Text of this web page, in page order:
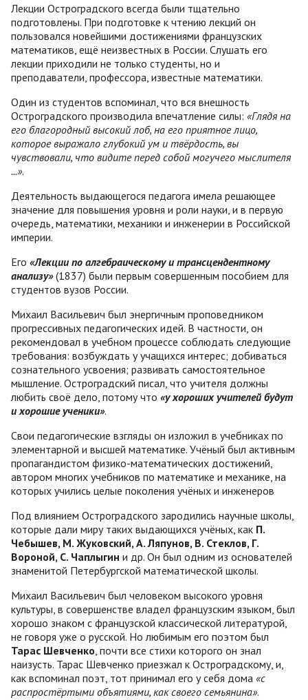
Лекции Остроградского всегда были тщательно
подготовлены. При подготовке к чтению лекций он
пользовался новейшими достижениями французских
математиков, ещё неизвестных в России. Слушать его
лекции приходили не только студенты, но и
преподаватели, профессора, известные математики.
Один из студентов вспоминал, что вся внешность
Остроградского производила впечатление силы: «Глядя на
его благородный высокий лоб, на его приятное лицо,
которое выражало глубокий ум и твёрдость, вы
чувствовали, что видите перед собой могучего мыслителя
...».
Деятельность выдающегося педагога имела решающее
значение для повышения уровня и роли науки, и в первую
очередь, математики, механики и инженерии в Российской
империи.
Его «Лекции по алгебраическому и трансцендентному
анализу»(1837) были первым совершенным пособием для
студентов вузов России.
Михаил Васильевич был энергичным проповедником
прогрессивных педагогических идей. В частности, он
рекомендовал в учебном процессе соблюдать следующие
требования: возбуждать у учащихся интерес; добиваться
сознательного усвоения; развивать самостоятельное
мышление. Остроградский писал, что учителя должны
любить своё дело, потому что «у хороших учителей будут
и хорошие ученики».
Свои педагогические взгляды он изложил в учебниках по
элементарной и высшей математике. Учёный был активным
пропагандистом физико-математических достижений,
автором многих учебников по математике и механике, на
которых учились целые поколения учёных и инженеров
Под влиянием Остроградского зародились научные школы,
которые дали миру таких выдающихся учёных, как П.
Чебышев, М. Жуковский, А. Ляпунов, В. Стеклов, Г.
Вороной, С. Чаплыгин и др. Он был одним из основателей
знаменитой Петербургской математической школы.
Михаил Васильевич был человеком высокого уровня
культуры, в совершенстве владел французским языком, был
хорошо знаком с французской классической литературой,
не говоря уже о русской. Но любимым его поэтом был
Тарас Шевченко, почти все стихи которого он знал
наизусть. Тарас Шевченко приезжал к Остроградскому, и,
как вспоминал поэт, тот принимал его у себя дома «с
распростёртыми объятиями, как своего семьянина».